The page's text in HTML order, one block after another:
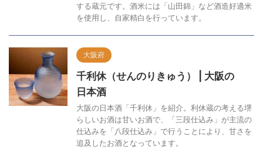
する蔵元です。酒米には「山田錦」など酒造好適米
を使用し、自家精白を行っています。
大阪府
千利休（せんのりきゅう） | 大阪の
日本酒
大阪の日本酒「千利休」を紹介。利休蔵の考える堺
らしいお酒は甘いお酒で、「三段仕込み」が主流の
仕込みを「八段仕込み」で行うことにより、甘さを
追及したお酒となっています。